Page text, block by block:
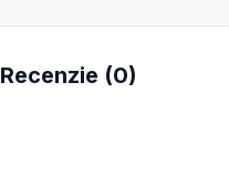
Recenzie (0)